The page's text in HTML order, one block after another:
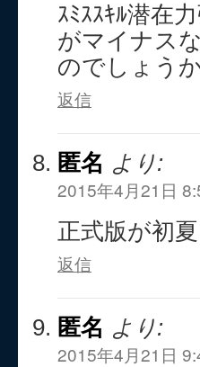
ｽﾐｽｽｷﾙ潜在
がマイナス
のでしょう
返信
匿名 より:
2015年4月21日
正式版が初
返信
匿名 より:
2015年4月21日